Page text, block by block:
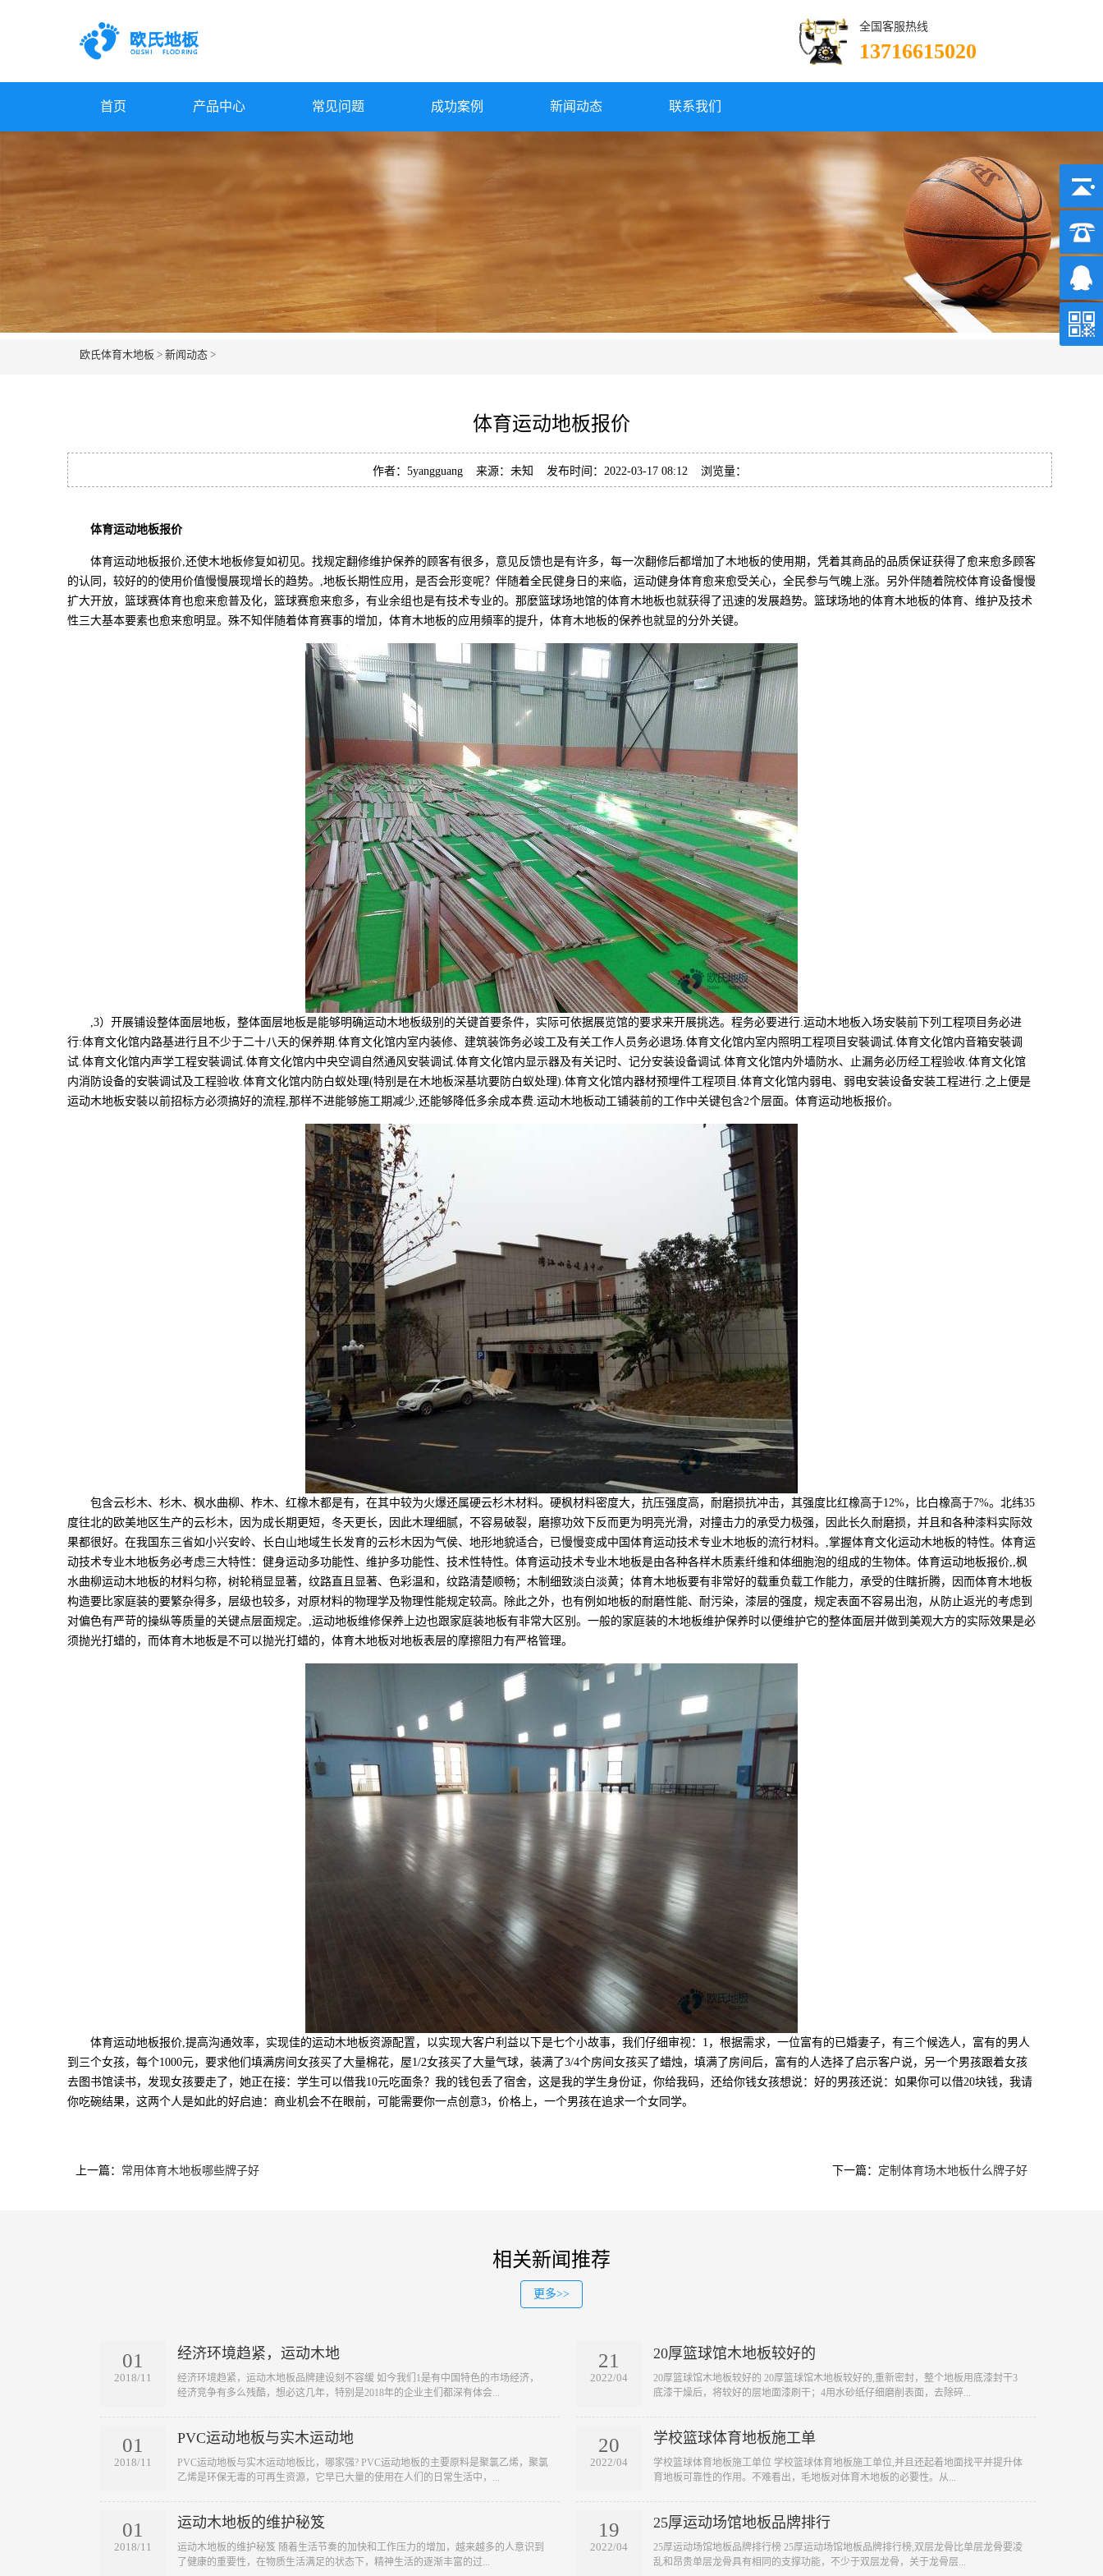
全国客服热线
13716615020
首页 产品中心 常见问题 成功案例 新闻动态 联系我们
欧氏体育木地板 > 新闻动态 >
体育运动地板报价
作者：5yangguang 来源：未知 发布时间：2022-03-17 08:12 浏览量：
体育运动地板报价
体育运动地板报价,还使木地板修复如初见。找规定翻修维护保养的顾客有很多，意见反馈也是有许多，每一次翻修后都增加了木地板的使用期，凭着其商品的品质保证获得了愈来愈多顾客
的认同，较好的的使用价值慢慢展现增长的趋势。,地板长期性应用，是否会形变呢？伴随着全民健身日的来临，运动健身体育愈来愈受关心，全民参与气魄上涨。另外伴随着院校体育设备慢慢
扩大开放，篮球赛体育也愈来愈普及化，篮球赛愈来愈多，有业余组也是有技术专业的。那麼篮球场地馆的体育木地板也就获得了迅速的发展趋势。篮球场地的体育木地板的体育、维护及技术
性三大基本要素也愈来愈明显。殊不知伴随着体育赛事的增加，体育木地板的应用頻率的提升，体育木地板的保养也就显的分外关键。
,3）开展铺设整体面层地板，整体面层地板是能够明确运动木地板级别的关键首要条件，实际可依据展览馆的要求来开展挑选。程务必要进行.运动木地板入场安裝前下列工程项目务必进
行:体育文化馆内路基进行且不少于二十八天的保养期.体育文化馆内室内装修、建筑装饰务必竣工及有关工作人员务必退场.体育文化馆内室内照明工程项目安裝调试.体育文化馆内音箱安裝调
试.体育文化馆内声学工程安裝调试.体育文化馆内中央空调自然通风安裝调试.体育文化馆内显示器及有关记时、记分安装设备调试.体育文化馆内外墙防水、止漏务必历经工程验收.体育文化馆
内消防设备的安裝调试及工程验收.体育文化馆内防白蚁处理(特别是在木地板深基坑要防白蚁处理).体育文化馆内器材预埋件工程项目.体育文化馆内弱电、弱电安装设备安装工程进行.之上便是
运动木地板安裝以前招标方必须搞好的流程,那样不进能够施工期减少,还能够降低多余成本费.运动木地板动工铺装前的工作中关键包含2个层面。体育运动地板报价。
包含云杉木、杉木、枫水曲柳、柞木、红橡木都是有，在其中较为火爆还属硬云杉木材料。硬枫材料密度大，抗压强度高，耐磨损抗冲击，其强度比红橡高于12%，比白橡高于7%。北纬35
度往北的欧美地区生产的云杉木，因为成长期更短，冬天更长，因此木理细腻，不容易破裂，磨擦功效下反而更为明亮光滑，对撞击力的承受力极强，因此长久耐磨损，并且和各种漆料实际效
果都很好。在我国东三省如小兴安岭、长白山地域生长发育的云杉木因为气侯、地形地貌适合，已慢慢变成中国体育运动技术专业木地板的流行材料。,掌握体育文化运动木地板的特性。体育运
动技术专业木地板务必考虑三大特性：健身运动多功能性、维护多功能性、技术性特性。体育运动技术专业木地板是由各种各样木质素纤维和体细胞泡的组成的生物体。体育运动地板报价,,枫
水曲柳运动木地板的材料匀称，树轮稍显显著，纹路直且显著、色彩温和，纹路清楚顺畅；木制细致淡白淡黄；体育木地板要有非常好的载重负载工作能力，承受的住瞎折腾，因而体育木地板
构造要比家庭装的要繁杂得多，层级也较多，对原材料的物理学及物理性能规定较高。除此之外，也有例如地板的耐磨性能、耐污染，漆层的强度，规定表面不容易出泡，从防止返光的考虑到
对偏色有严苛的操纵等质量的关键点层面规定。,运动地板维修保养上边也跟家庭装地板有非常大区别。一般的家庭装的木地板维护保养时以便维护它的整体面层并做到美观大方的实际效果是必
须抛光打蜡的，而体育木地板是不可以抛光打蜡的，体育木地板对地板表层的摩擦阻力有严格管理。
体育运动地板报价,提高沟通效率，实现佳的运动木地板资源配置，以实现大客户利益以下是七个小故事，我们仔细审视：1，根据需求，一位富有的已婚妻子，有三个候选人，富有的男人
到三个女孩，每个1000元，要求他们填满房间女孩买了大量棉花，屋1/2女孩买了大量气球，装满了3/4个房间女孩买了蜡烛，填满了房间后，富有的人选择了启示客户说，另一个男孩跟着女孩
去图书馆读书，发现女孩要走了，她正在接：学生可以借我10元吃面条？我的钱包丢了宿舍，这是我的学生身份证，你给我码，还给你钱女孩想说：好的男孩还说：如果你可以借20块钱，我请
你吃碗结果，这两个人是如此的好启迪：商业机会不在眼前，可能需要你一点创意3，价格上，一个男孩在追求一个女同学。
上一篇： 常用体育木地板哪些牌子好 下一篇： 定制体育场木地板什么牌子好
相关新闻推荐
更多>>
01
2018/11
经济环境趋紧，运动木地
​经济环境趋紧，运动木地板品牌建设刻不容缓 如今我们1是有中国特色的市场经济，
经济竞争有多么残酷，想必这几年，特别是2018年的企业主们都深有体会...
01
2018/11
PVC运动地板与实木运动地
​PVC运动地板与实木运动地板比，哪家强? PVC运动地板的主要原料是聚氯乙烯，聚氯
乙烯是环保无毒的可再生资源，它早已大量的使用在人们的日常生活中，...
01
2018/11
运动木地板的维护秘笈
​运动木地板的维护秘笈 随着生活节奏的加快和工作压力的增加，越来越多的人意识到
了健康的重要性，在物质生活满足的状态下，精神生活的逐渐丰富的过...
21
2022/04
20厚篮球馆木地板较好的
​20厚篮球馆木地板较好的 20厚篮球馆木地板较好的,重新密封，整个地板用底漆封干3
底漆干燥后，将较好的层地面漆刷干；4用水砂纸仔细磨削表面，去除碎...
20
2022/04
学校篮球体育地板施工单
​学校篮球体育地板施工单位 学校篮球体育地板施工单位,并且还起着地面找平并提升体
育地板可靠性的作用。不难看出，毛地板对体育木地板的必要性。从...
19
2022/04
25厚运动场馆地板品牌排行
​25厚运动场馆地板品牌排行榜 25厚运动场馆地板品牌排行榜,双层龙骨比单层龙骨要凌
乱和昂贵单层龙骨具有相同的支撑功能，不少于双层龙骨，关于龙骨层...